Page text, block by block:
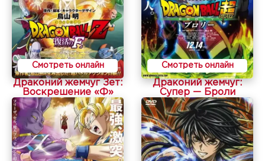
Смотреть онлайн
Драконий жемчуг Зет:
Воскрешение «Ф»
Смотреть онлайн
Драконий жемчуг:
Супер — Броли